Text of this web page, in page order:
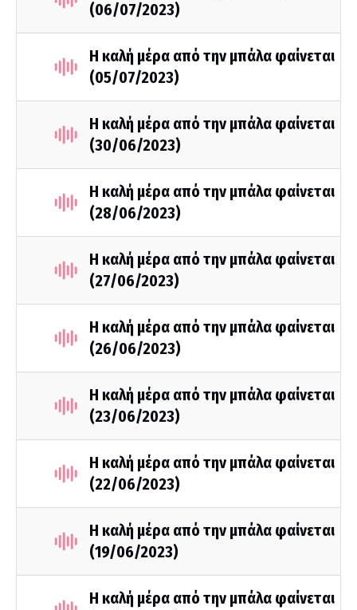
(06/07/2023)
Η καλή μέρα από την μπάλα φαίνεται
(05/07/2023)
Η καλή μέρα από την μπάλα φαίνεται
(30/06/2023)
Η καλή μέρα από την μπάλα φαίνεται
(28/06/2023)
Η καλή μέρα από την μπάλα φαίνεται
(27/06/2023)
Η καλή μέρα από την μπάλα φαίνεται
(26/06/2023)
Η καλή μέρα από την μπάλα φαίνεται
(23/06/2023)
Η καλή μέρα από την μπάλα φαίνεται
(22/06/2023)
Η καλή μέρα από την μπάλα φαίνεται
(19/06/2023)
Η καλή μέρα από την μπάλα φαίνεται